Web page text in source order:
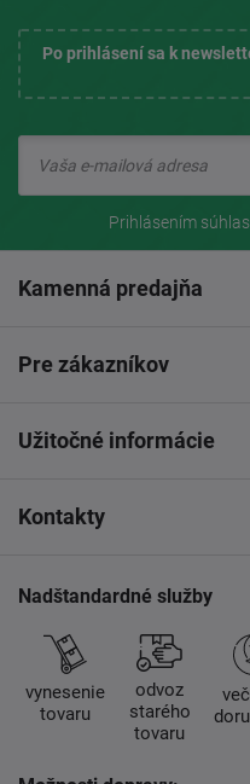
Po prihlásení sa k
Prihlásením
Kamenná predajňa
Pre zákazníkov
Užitočné informácie
Kontakty
Nadštandardné služby
vynesenie
tovaru
odvoz
starého
tovaru